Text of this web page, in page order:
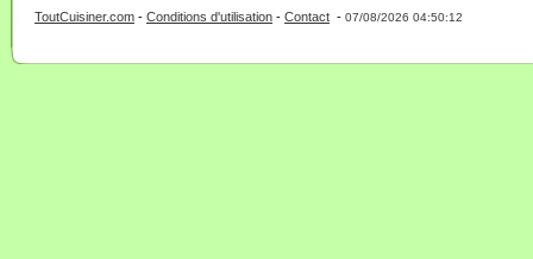
ToutCuisiner.com - Conditions d'utilisation - Contact - 07/08/2026 04:50:12